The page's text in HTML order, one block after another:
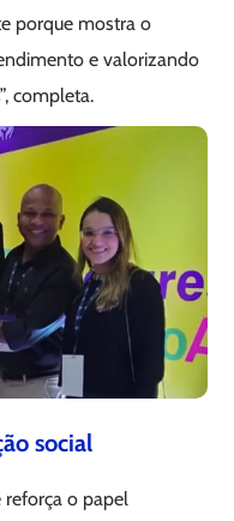
porque mostra o
e valorizando
completa.
social
o papel